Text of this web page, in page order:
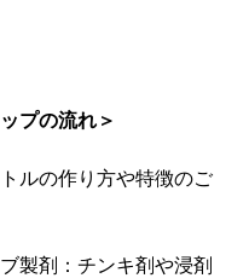
プの流れ＞
ルの作り方や特徴のご
製剤：チンキ剤や浸剤